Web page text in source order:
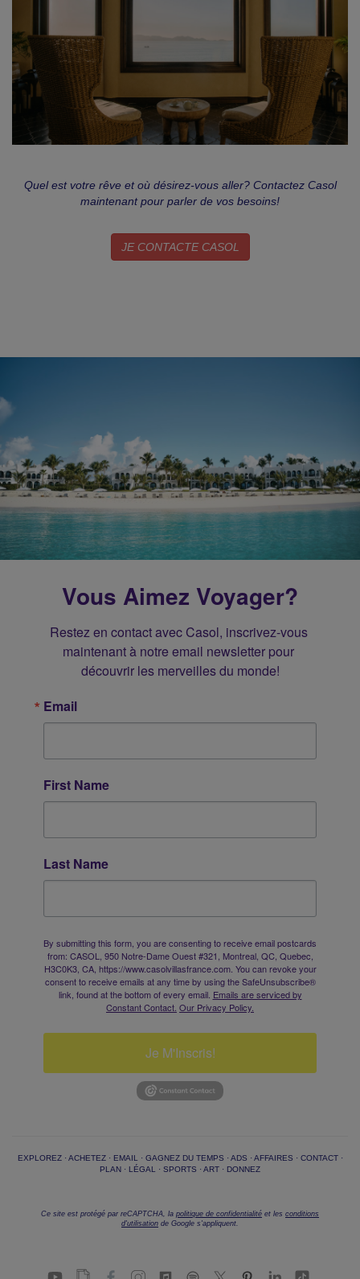
Quel est votre rêve et où désirez-vous aller? Contactez Casol
maintenant pour parler de vos besoins!
JE CONTACTE CASOL
Vous Aimez Voyager?
Restez en contact avec Casol, inscrivez-vous
maintenant à notre email newsletter pour
découvrir les merveilles du monde!
Email
First Name
Last Name
By submitting this form, you are consenting to receive email postcards
from: CASOL, 950 Notre-Dame Ouest #321, Montreal, QC, Quebec,
H3C0K3, CA, https://www.casolvillasfrance.com. You can revoke your
consent to receive emails at any time by using the SafeUnsubscribe®
link, found at the bottom of every email. Emails are serviced by
Constant Contact. Our Privacy Policy.
Je M'Inscris!
EXPLOREZ· ACHETEZ· EMAIL · GAGNEZ DU TEMPS · ADS · AFFAIRES · CONTACT·
PLAN · LÉGAL · SPORTS · ART · DONNEZ
Ce site est protégé par reCAPTCHA, la politique de confidentialité et les conditions
d'utilisation de Google s'appliquent.